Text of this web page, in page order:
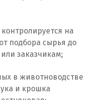
на
подбора сырья до
заказчикам;
в животноводстве
и крошка